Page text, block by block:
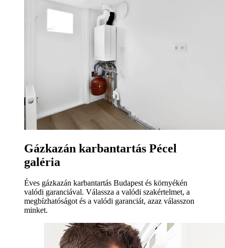
Gázkazán karbantartás Pécel
galéria
Éves gázkazán karbantartás Budapest és környékén
valódi garanciával. Válassza a valódi szakértelmet, a
megbízhatóságot és a valódi garanciát, azaz válasszon
minket.